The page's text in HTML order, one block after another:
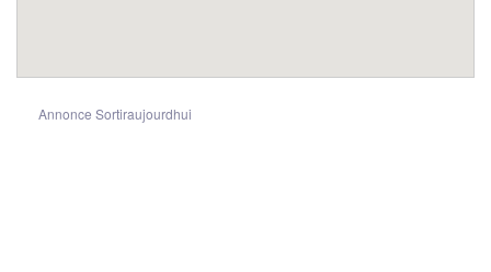
Annonce Sortiraujourdhui